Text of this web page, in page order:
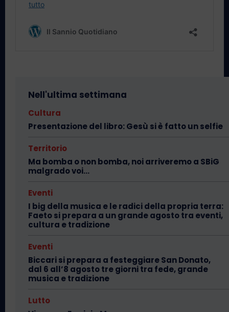
Nell'ultima settimana
Cultura
Presentazione del libro: Gesù si è fatto un selfie
Territorio
Ma bomba o non bomba, noi arriveremo a SBiG
malgrado voi…
Eventi
I big della musica e le radici della propria terra:
Faeto si prepara a un grande agosto tra eventi,
cultura e tradizione
Eventi
Biccari si prepara a festeggiare San Donato,
dal 6 all’8 agosto tre giorni tra fede, grande
musica e tradizione
Lutto